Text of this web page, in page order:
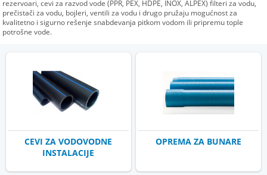
rezervoari, cevi za razvod vode (PPR, PEX, HDPE, INOX, ALPEX) filteri za vodu,
prečistači za vodu, bojleri, ventili za vodu i drugo pružaju mogućnost za
kvalitetno i sigurno rešenje snabdevanja pitkom vodom ili pripremu tople
potrošne vode.
CEVI ZA VODOVODNE
INSTALACIJE
OPREMA ZA BUNARE